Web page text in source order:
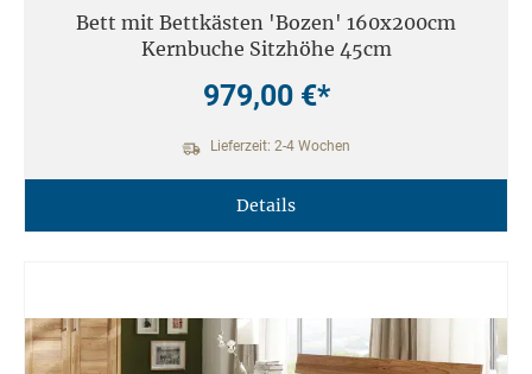
Bett mit Bettkästen 'Bozen' 160x200cm
Kernbuche Sitzhöhe 45cm
979,00 €*
Lieferzeit: 2-4 Wochen
Details